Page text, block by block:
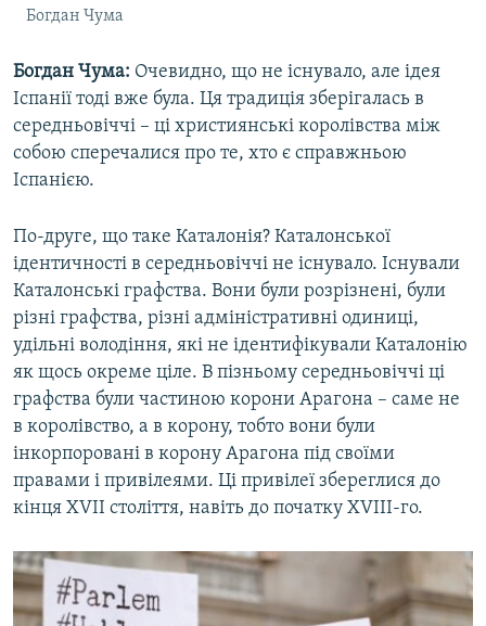
Богдан Чума
Богдан Чума: Очевидно, що не існувало, але ідея
Іспанії тоді вже була. Ця традиція зберігалась в
середньовіччі – ці християнські королівства між
собою сперечалися про те, хто є справжньою
Іспанією.
По-друге, що таке Каталонія? Каталонської
ідентичності в середньовіччі не існувало. Існували
Каталонські графства. Вони були розрізнені, були
різні графства, різні адміністративні одиниці,
удільні володіння, які не ідентифікували Каталонію
як щось окреме ціле. В пізньому середньовіччі ці
графства були частиною корони Арагона – саме не
в королівство, а в корону, тобто вони були
інкорпоровані в корону Арагона під своїми
правами і привілеями. Ці привілеї збереглися до
кінця XVII століття, навіть до початку XVIII-го.